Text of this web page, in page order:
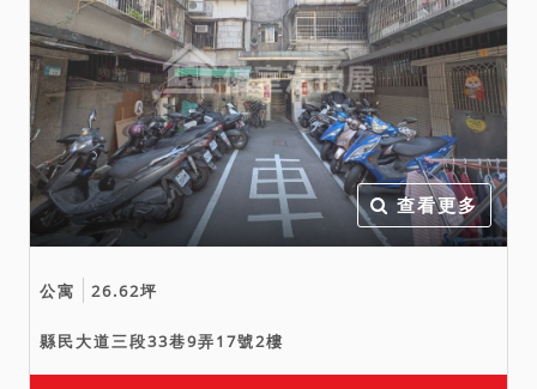
查看更多
公寓 26.62坪
縣民大道三段33巷9弄17號2樓